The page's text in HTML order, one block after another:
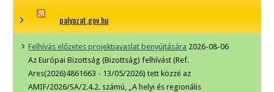
palyazat.gov.hu
Felhívás előzetes projektjavaslat benyújtására 2026-08-06
Az Európai Bizottság (Bizottság) felhívást (Ref.
Ares(2026)4861663 - 13/05/2026) tett közzé az
AMIF/2026/SA/2.4.2. számú, „A helyi és regionális